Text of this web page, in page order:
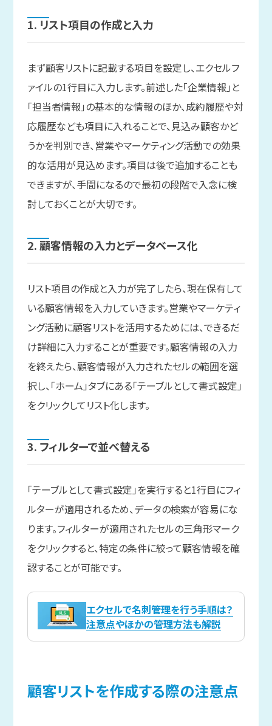
1. リスト項目の作成と入力
まず顧客リストに記載する項目を設定し、エクセルフ
ァイルの1行目に入力します。前述した「企業情報」と
「担当者情報」の基本的な情報のほか、成約履歴や対
応履歴なども項目に入れることで、見込み顧客かど
うかを判別でき、営業やマーケティング活動での効果
的な活用が見込めます。項目は後で追加することも
できますが、手間になるので最初の段階で入念に検
討しておくことが大切です。
2. 顧客情報の入力とデータベース化
リスト項目の作成と入力が完了したら、現在保有して
いる顧客情報を入力していきます。営業やマーケティ
ング活動に顧客リストを活用するためには、できるだ
け詳細に入力することが重要です。顧客情報の入力
を終えたら、顧客情報が入力されたセルの範囲を選
択し、「ホーム」タブにある「テーブルとして書式設定」
をクリックしてリスト化します。
3. フィルターで並べ替える
「テーブルとして書式設定」を実行すると1行目にフィ
ルターが適用されるため、データの検索が容易にな
ります。フィルターが適用されたセルの三角形マーク
をクリックすると、特定の条件に絞って顧客情報を確
認することが可能です。
エクセルで名刺管理を行う手順は？
注意点やほかの管理方法も解説
顧客リストを作成する際の注意点